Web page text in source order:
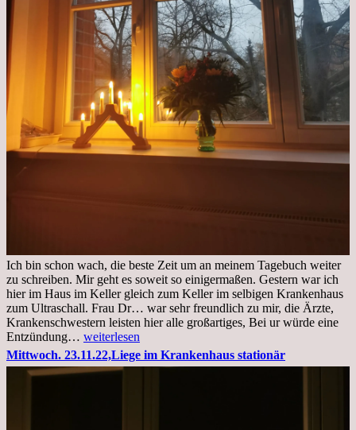
Ich bin schon wach, die beste Zeit um an meinem Tagebuch weiter
zu schreiben. Mir geht es soweit so einigermaßen. Gestern war ich
hier im Haus im Keller gleich zum Keller im selbigen Krankenhaus
zum Ultraschall. Frau Dr… war sehr freundlich zu mir, die Ärzte,
Krankenschwestern leisten hier alle großartiges, Bei ur würde eine
Entzündung… Freitag,
25.11.2022
Kleines
weiterlesen
Mittwoch. 23.11.22,Liege im Krankenhaus stationär